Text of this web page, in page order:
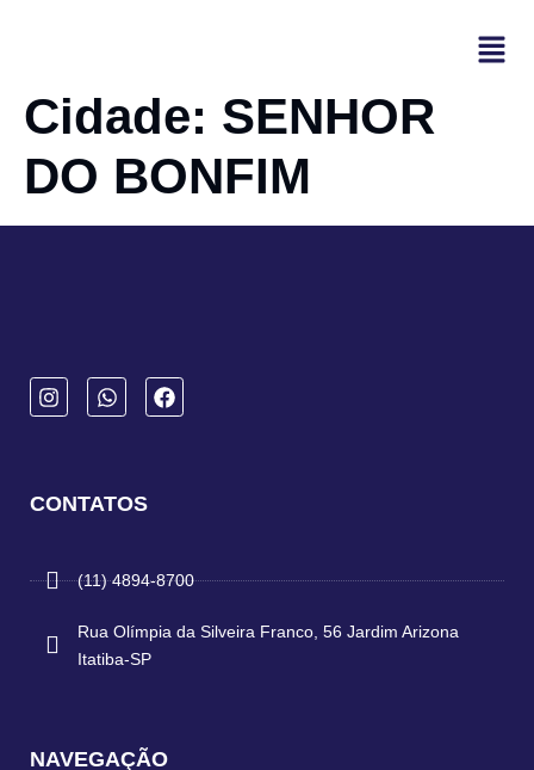
Cidade: SENHOR
DO BONFIM
CONTATOS
(11) 4894-8700
Rua Olímpia da Silveira Franco, 56 Jardim Arizona
Itatiba-SP
NAVEGAÇÃO